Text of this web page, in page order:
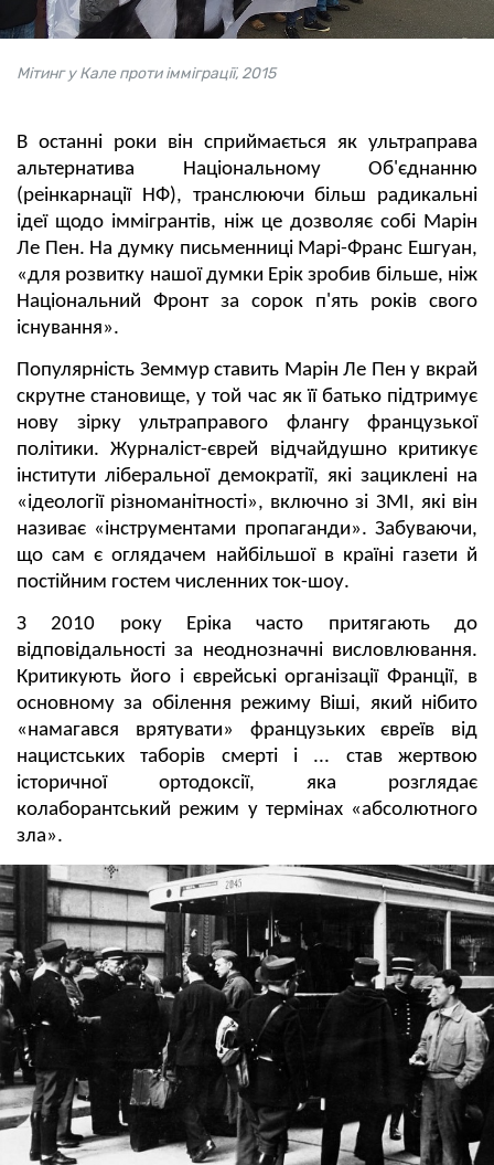
Мітинг у Кале проти імміграції, 2015
В останні роки він сприймається як ультраправа
альтернатива Національному Об'єднанню
(реінкарнації НФ), транслюючи більш радикальні
ідеї щодо іммігрантів, ніж це дозволяє собі Марін
Ле Пен. На думку письменниці Марі-Франс Ешгуан,
«для розвитку нашої думки Ерік зробив більше, ніж
Національний Фронт за сорок п'ять років свого
існування».
Популярність Земмур ставить Марін Ле Пен у вкрай
скрутне становище, у той час як її батько підтримує
нову зірку ультраправого флангу французької
політики. Журналіст-єврей відчайдушно критикує
інститути ліберальної демократії, які зациклені на
«ідеології різноманітності», включно зі ЗМІ, які він
називає «інструментами пропаганди». Забуваючи,
що сам є оглядачем найбільшої в країні газети й
постійним гостем численних ток-шоу.
З 2010 року Еріка часто притягають до
відповідальності за неоднозначні висловлювання.
Критикують його і єврейські організації Франції, в
основному за обілення режиму Віші, який нібито
«намагався врятувати» французьких євреїв від
нацистських таборів смерті і ... став жертвою
історичної ортодоксії, яка розглядає
колаборантський режим у термінах «абсолютного
зла».